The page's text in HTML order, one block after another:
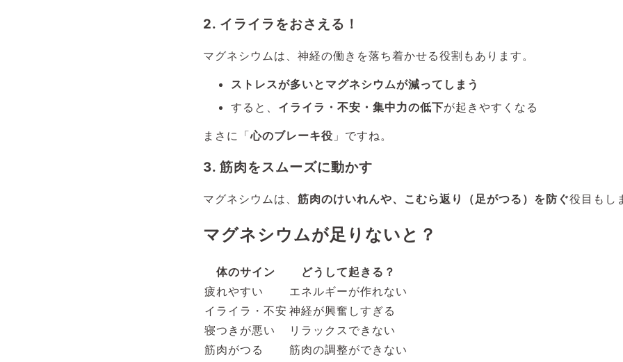
2. イライラをおさえる！
マグネシウムは、神経の働きを落ち着かせる役割もあります。
ストレスが多いとマグネシウムが減ってしまう
すると、 イライラ・不安・集中力の低下が起きやすくなる
まさに「心のブレーキ役 」ですね。
3. 筋肉をスムーズに動かす
マグネシウムは、 筋肉のけいれんや、こむら返り（足がつる）を防ぐ役目もし
マグネシウムが足りないと？
体のサイン
どうして起きる？
疲れやすい
エネルギーが作れない
イライラ・不安 神経が興奮しすぎる
寝つきが悪い
リラックスできない
筋肉がつる
筋肉の調整ができない